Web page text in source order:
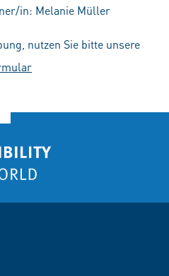
in: Melanie Müller
nutzen Sie bitte unsere